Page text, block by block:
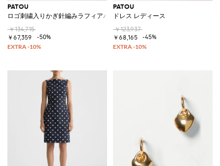
PATOU
ロゴ刺繍入りかぎ針編みラフィアバッグ
￥134,715
￥67,359
-50%
PATOU
ドレス レディース
￥123,937
￥68,165
-45%